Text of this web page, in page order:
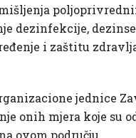
dezinfekcije,
i zaštitu
jednice
onih mjera koje su